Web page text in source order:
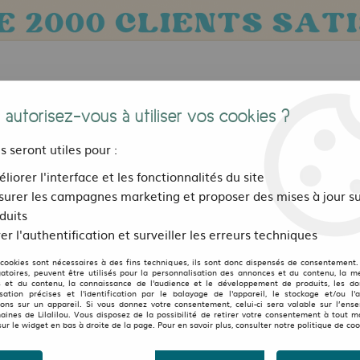
Bijoux, sacs et accessoires Pour les
Esther Canopé
LILALILOU
Robe Esther Canopé
1Avis Donnez
autorisez-vous à utiliser vos cookies ?
seront utiles pour :
l'interface et les fonctionnalités du site
les campagnes marketing et proposer des mises à jour
l'authentification et surveiller les erreurs techniques
sont nécessaires à des fins techniques, ils sont donc dispensés de
peuvent être utilisés pour la personnalisation des annonces et du contenu, la
et du contenu, la connaissance de l'audience et le développement de produits, les
précises et l'identification par le balayage de l'appareil, le stockage et/ou
sur un appareil. Si vous donnez votre consentement, celui-ci sera valable sur
de Lilalilou. Vous disposez de la possibilité de retirer votre consentement à tout
le widget en bas à droite de la page. Pour en savoir plus, consulter notre politique de